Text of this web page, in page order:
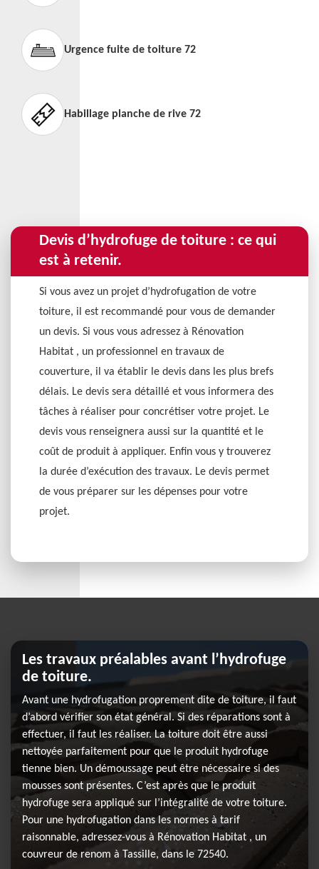
Urgence fuite de toiture 72
Habillage planche de rive 72
Devis d’hydrofuge de toiture : ce qui
est à retenir.
Si vous avez un projet d’hydrofugation de votre
toiture, il est recommandé pour vous de demander
un devis. Si vous vous adressez à Rénovation
Habitat , un professionnel en travaux de
couverture, il va établir le devis dans les plus brefs
délais. Le devis sera détaillé et vous informera des
tâches à réaliser pour concrétiser votre projet. Le
devis vous renseignera aussi sur la quantité et le
coût de produit à appliquer. Enfin vous y trouverez
la durée d’exécution des travaux. Le devis permet
de vous préparer sur les dépenses pour votre
projet.
Les travaux préalables avant l’hydrofuge
de toiture.
Avant une hydrofugation proprement dite de toiture, il faut
d’abord vérifier son état général. Si des réparations sont à
effectuer, il faut les réaliser. La toiture doit être aussi
nettoyée parfaitement pour que le produit hydrofuge
tienne bien. Un démoussage peut être nécessaire si des
mousses sont présentes. C’est après que le produit
hydrofuge sera appliqué sur l’intégralité de votre toiture.
Pour une hydrofugation dans les normes à tarif
raisonnable, adressez-vous à Rénovation Habitat , un
couvreur de renom à Tassille, dans le 72540.